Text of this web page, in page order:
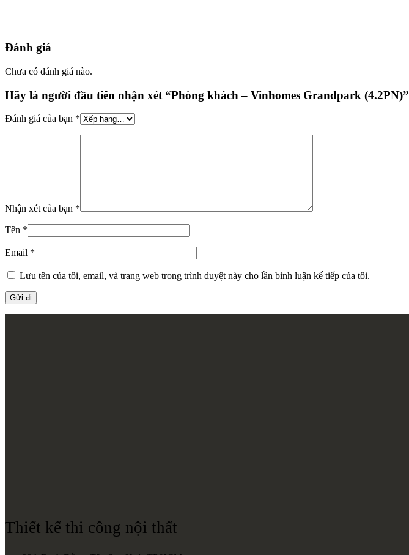
Đánh giá
Chưa có đánh giá nào.
Hãy là người đầu tiên nhận xét “Phòng khách – Vinhomes Grandpark (4.2PN)”
Đánh giá của bạn *
Nhận xét của bạn *
Tên *
Email *
Lưu tên của tôi, email, và trang web trong trình duyệt này cho lần bình luận kế tiếp của tôi.
Thiết kế thi công nội thất